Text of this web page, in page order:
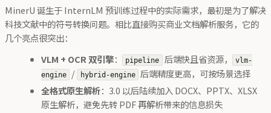
MinerU 诞生于 InternLM 预训练过程中的实际需求，最初是为了解决
科技文献中的符号转换问题。相比直接购买商业文档解析服务，它的
几个亮点很突出：
VLM + OCR 双引擎： pipeline 后端快且省资源，
vlm-
engine
/ hybrid-engine 后端精度更高，可按场景选择
全格式原生解析：3.0 以后陆续加入 DOCX、PPTX、XLSX
原生解析，避免先转 PDF 再解析带来的信息损失